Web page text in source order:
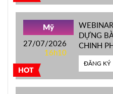
HOT
Mỹ
27/07/2026
16h10
DỰNG
CHINH
ĐĂNG KÝ